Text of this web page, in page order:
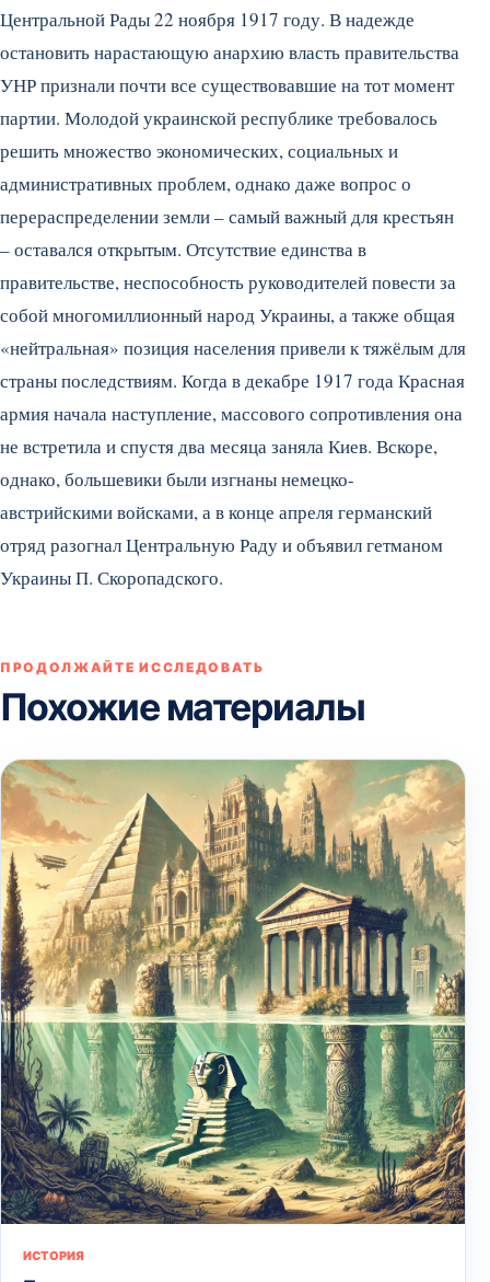
Центральной Рады 22 ноября 1917 году. В надежде
остановить нарастающую анархию власть правительства
УНР признали почти все существовавшие на тот момент
партии. Молодой украинской республике требовалось
решить множество экономических, социальных и
административных проблем, однако даже вопрос о
перераспределении земли – самый важный для крестьян
– оставался открытым. Отсутствие единства в
правительстве, неспособность руководителей повести за
собой многомиллионный народ Украины, а также общая
«нейтральная» позиция населения привели к тяжёлым для
страны последствиям. Когда в декабре 1917 года Красная
армия начала наступление, массового сопротивления она
не встретила и спустя два месяца заняла Киев. Вскоре,
однако, большевики были изгнаны немецко-
австрийскими войсками, а в конце апреля германский
отряд разогнал Центральную Раду и объявил гетманом
Украины П. Скоропадского.
ПРОДОЛЖАЙТЕ ИССЛЕДОВАТЬ
Похожие материалы
ИСТОРИЯ